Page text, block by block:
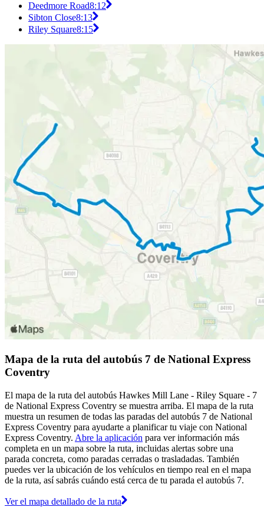
Deedmore Road8:12
Sibton Close8:13
Riley Square8:15
Mapa de la ruta del autobús 7 de National Express
Coventry
El mapa de la ruta del autobús Hawkes Mill Lane - Riley Square - 7
de National Express Coventry se muestra arriba. El mapa de la ruta
muestra un resumen de todas las paradas del autobús 7 de National
Express Coventry para ayudarte a planificar tu viaje con National
Express Coventry. Abre la aplicación para ver información más
completa en un mapa sobre la ruta, incluidas alertas sobre una
parada concreta, como paradas cerradas o trasladadas. También
puedes ver la ubicación de los vehículos en tiempo real en el mapa
de la ruta, así sabrás cuándo está cerca de tu parada el autobús 7.
Ver el mapa detallado de la ruta